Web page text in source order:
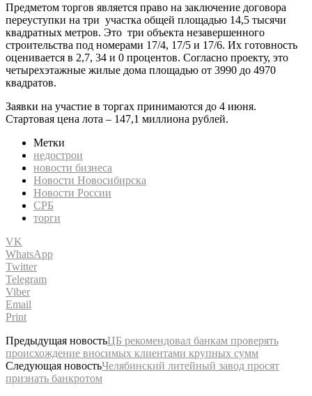
Предметом торгов является право на заключение договора
переуступки на три участка общей площадью 14,5 тысячи
квадратных метров. Это три объекта незавершенного
строительства под номерами 17/4, 17/5 и 17/6. Их готовность
оценивается в 2,7, 34 и 0 процентов. Согласно проекту, это
четырехэтажные жилые дома площадью от 3990 до 4970
квадратов.
Заявки на участие в торгах принимаются до 4 июня.
Стартовая цена лота – 147,1 миллиона рублей.
Метки
недострои
новости бизнеса
Новости Новосибирска
Новости России
СРБ
торги
VK
WhatsApp
Twitter
Telegram
Viber
Email
Print
Предыдущая новостьЦБ рекомендовал банкам проверять
происхождение вносимых клиентами крупных сумм
Следующая новостьЧелябинский литейный завод просят
признать банкротом